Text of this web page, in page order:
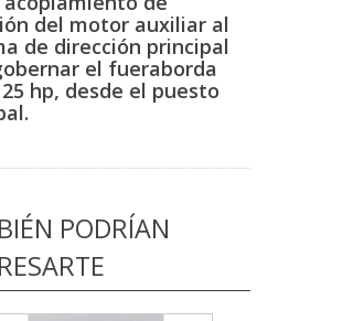
del motor auxiliar al
de dirección principal
el fueraborda
hp, desde el puesto
PODRÍAN